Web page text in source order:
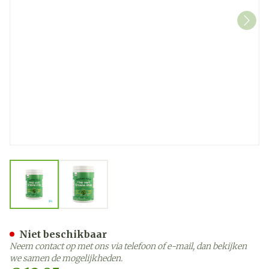
View larger imageView larger image
Niet beschikbaar
Neem contact op met ons via telefoon of e-mail, dan bekijken
we samen de mogelijkheden.